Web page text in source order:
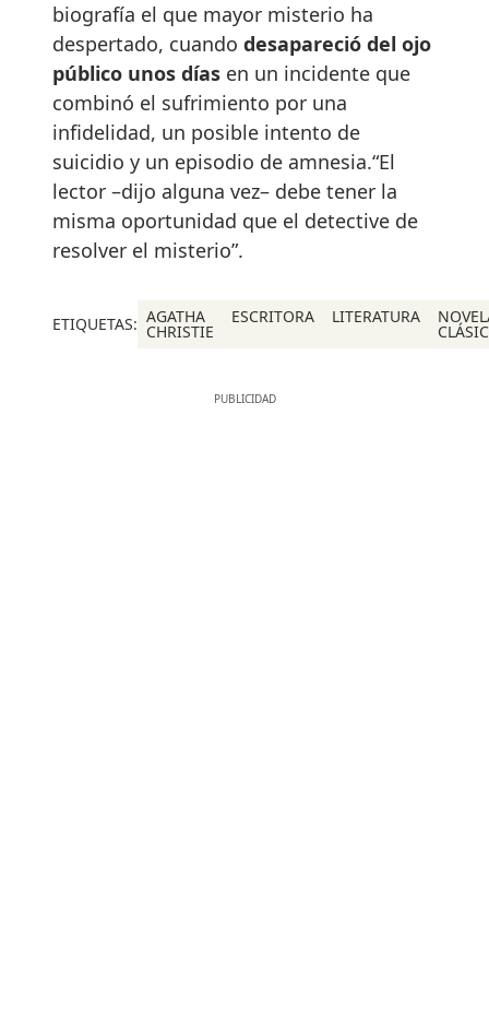
biografía el que mayor misterio ha
despertado, cuando desapareció del ojo
público unos días en un incidente que
combinó el sufrimiento por una
infidelidad, un posible intento de
suicidio y un episodio de amnesia.“El
lector –dijo alguna vez– debe tener la
misma oportunidad que el detective de
resolver el misterio”.
ETIQUETAS: AGATHA
CHRISTIE
ESCRITORA LITERATURA